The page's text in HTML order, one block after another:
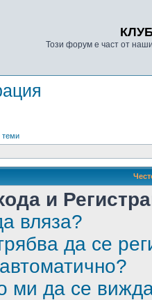
Този форум е част от
теми
и
вляза?
да се
ми да се